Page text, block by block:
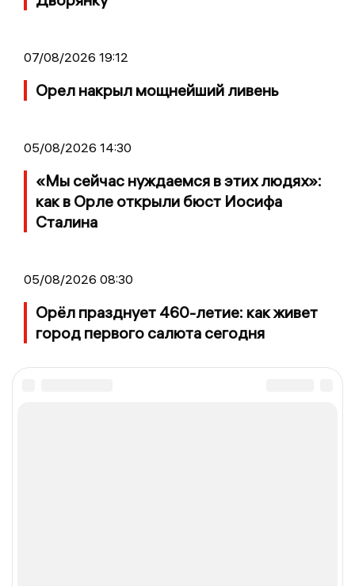
07/08/2026 19:12
Орел накрыл мощнейший ливень
05/08/2026 14:30
«Мы сейчас нуждаемся в этих людях»:
как в Орле открыли бюст Иосифа
Сталина
05/08/2026 08:30
Орёл празднует 460-летие: как живет
город первого салюта сегодня